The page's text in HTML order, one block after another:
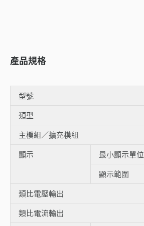
產品規格
型號
類型
主模組／擴充模組
顯示
最小顯示單位
顯示範圍
類比電壓輸出
類比電流輸出